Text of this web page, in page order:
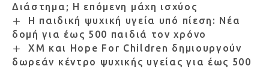
Διάστημα; Η επόμενη μάχη ισχύος
Η παιδική ψυχική υγεία υπό πίεση: Νέα
δομή για έως 500 παιδιά τον χρόνο
XM και Hope For Children δημιουργούν
δωρεάν κέντρο ψυχικής υγείας για έως 500